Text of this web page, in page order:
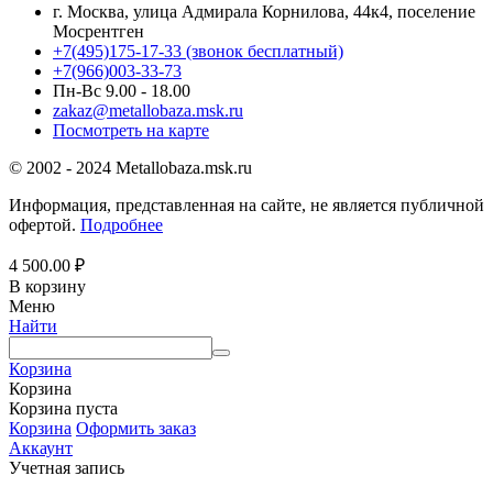
г. Москва, улица Адмирала Корнилова, 44к4, поселение
Мосрентген
+7(495)175-17-33 (звонок бесплатный)
+7(966)003-33-73
Пн-Вс 9.00 - 18.00
zakaz@metallobaza.msk.ru
Посмотреть на карте
© 2002 - 2024 Metallobaza.msk.ru
Информация, представленная на сайте, не является публичной
офертой. Подробнее
4 500.00 ₽
В корзину
Меню
Найти
Корзина
Корзина
Корзина пуста
Корзина Оформить заказ
Аккаунт
Учетная запись